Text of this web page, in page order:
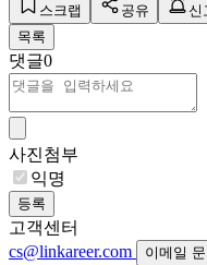
스크랩 공유
신
목록
댓글0
사진첨부
익명
등록
고객센터
cs@linkareer.com
이메일 문